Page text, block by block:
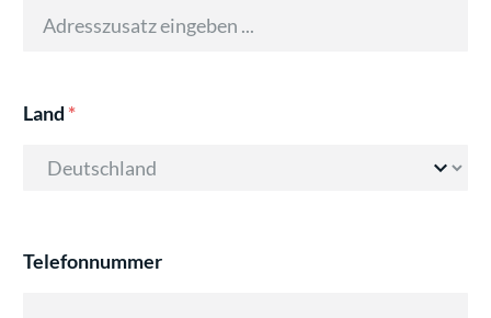
Land *
Telefonnummer